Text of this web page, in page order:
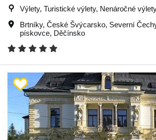
Výlety, Turistické výlety, Nenáročné
Brtníky, České Švýcarsko, Severní
pískovce, Děčínsko